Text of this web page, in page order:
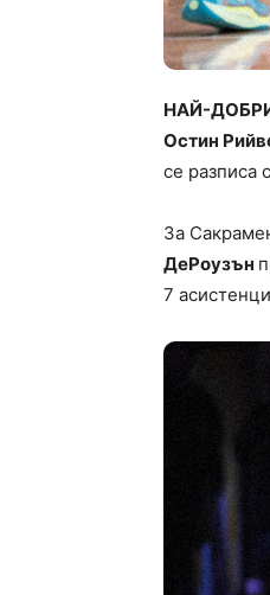
НАЙ-
Остин
се разписа
За
ДеРоузън
7